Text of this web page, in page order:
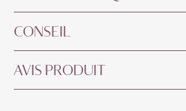
CONSEIL
AVIS PRODUIT